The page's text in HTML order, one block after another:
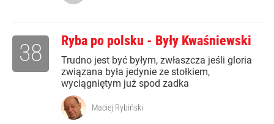
Ryba po polsku - Były Kwaśniewski
Trudno jest być byłym, zwłaszcza jeśli gloria
związana była jedynie ze stołkiem,
wyciągniętym już spod zadka
38
Maciej Rybiński